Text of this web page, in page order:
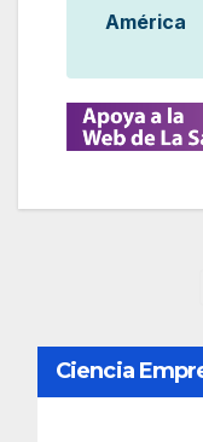
América
N
a
Ciencia